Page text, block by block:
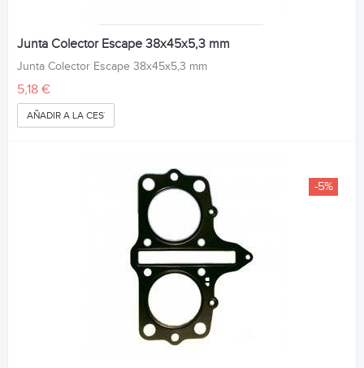
Junta Colector Escape 38x45x5,3 mm
Junta Colector Escape 38x45x5,3 mm
5,18 €
AÑADIR A LA CESTA
-5%